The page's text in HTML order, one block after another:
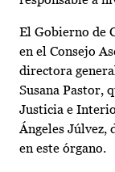
El Gobierno de
en el Consejo
directora
Susana Pastor,
Justicia e
Ángeles Júlvez,
en este órgano.